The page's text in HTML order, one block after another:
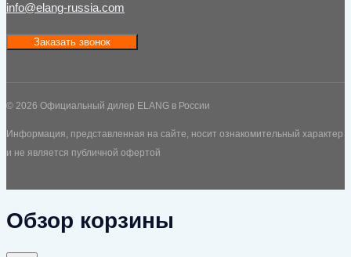
info@elang-russia.com
Заказать звонок
© 2026 Официальный дилер ELANG в России
Информация, представленная на сайте, носит ознакомительный характер
и не является публичной офертой
Обзор корзины